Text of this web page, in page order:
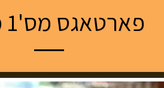
פארטאגס מס'1 מדורו